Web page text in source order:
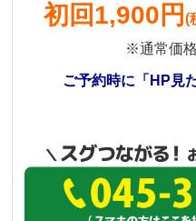
初回1,900円 (
※通常価
ご予約時に「HP見